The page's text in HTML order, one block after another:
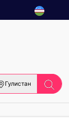
Гулистан